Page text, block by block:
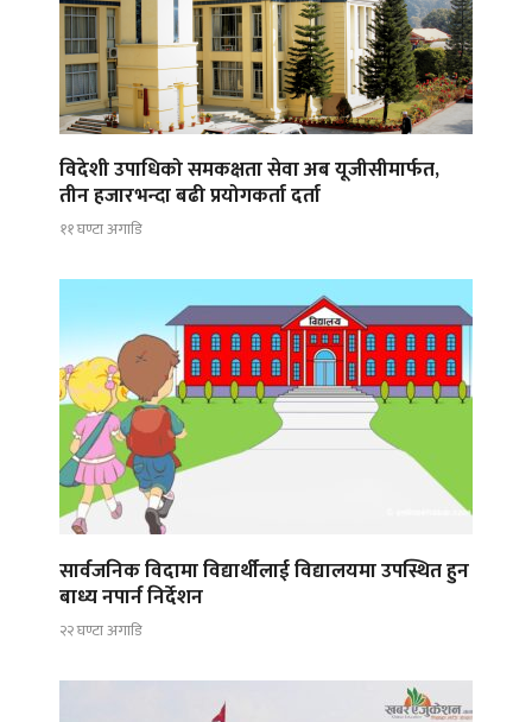
विदेशी उपाधिको समकक्षता सेवा अब यूजीसीमार्फत,
तीन हजारभन्दा बढी प्रयोगकर्ता दर्ता
११ घण्टा अगाडि
सार्वजनिक विदामा विद्यार्थीलाई विद्यालयमा उपस्थित हुन
बाध्य नपार्न निर्देशन
२२ घण्टा अगाडि